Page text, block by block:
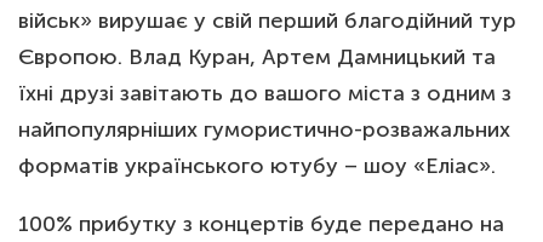
військ» вирушає у свій перший благодійний тур
Європою. Влад Куран, Артем Дамницький та
їхні друзі завітають до вашого міста з одним з
найпопулярніших гумористично-розважальних
форматів українського ютубу – шоу «Еліас».
100% прибутку з концертів буде передано на